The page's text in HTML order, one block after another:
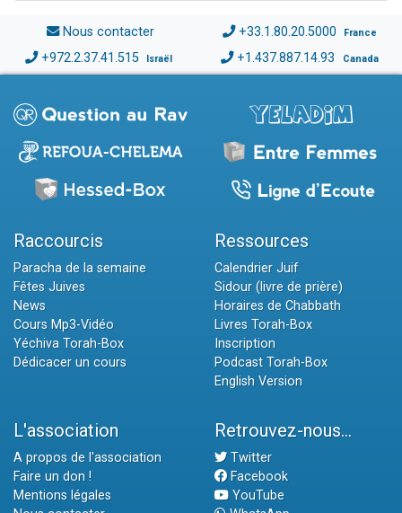
Nous contacter +33.1.80.20.5000 France
+972.2.37.41.515 Israël +1.437.887.14.93 Canada
Raccourcis
Paracha de la semaine
Fêtes Juives
News
Cours Mp3-Vidéo
Yéchiva Torah-Box
Dédicacer un cours
Ressources
Calendrier Juif
Sidour (livre de prière)
Horaires de Chabbath
Livres Torah-Box
Inscription
Podcast Torah-Box
English Version
L'association
A propos de l'association
Faire un don !
Mentions légales
Retrouvez-nous...
Twitter
Facebook
YouTube